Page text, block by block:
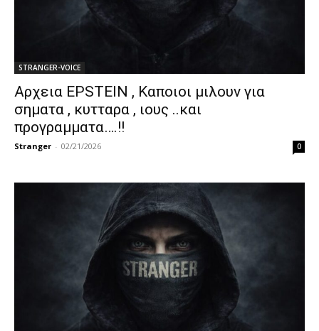
STRANGER-VOICE
Αρχεια EPSTEIN , Καποιοι μιλουν για
σηματα , κυτταρα , ιους ..και
προγραμματα….!!
Stranger - 02/21/2026 0